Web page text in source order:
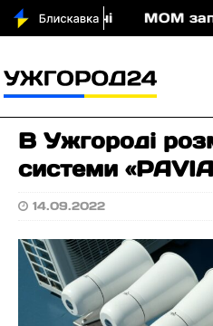
вночі МОМ
В Ужгороді
системи
14.09.2022